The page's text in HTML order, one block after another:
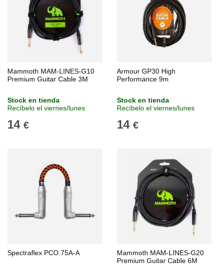
Mammoth MAM-LINES-G10
Premium Guitar Cable 3M
Stock en tienda
Recíbelo el viernes/lunes
14 €
Armour GP30 High
Performance 9m
Stock en tienda
Recíbelo el viernes/lunes
14 €
Spectraflex PCO.75A-A
Mammoth MAM-LINES-G20
Premium Guitar Cable 6M